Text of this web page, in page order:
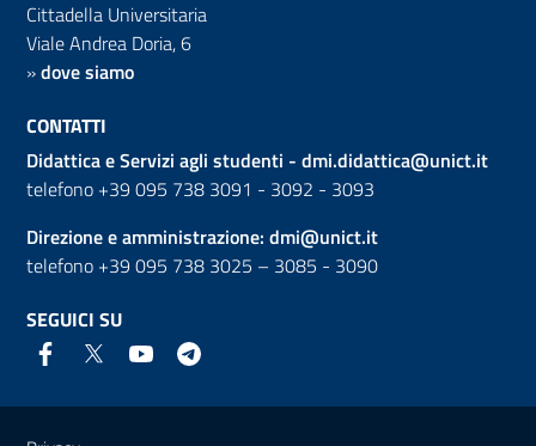
Cittadella Universitaria
Viale Andrea Doria, 6
»dove siamo
CONTATTI
Didattica e Servizi agli studenti - dmi.didattica@unict.it
telefono +39 095 738 3091 - 3092 - 3093
Direzione e amministrazione: dmi@unict.it
telefono +39 095 738 3025 – 3085 - 3090
SEGUICI SU
Link e informazioni utili